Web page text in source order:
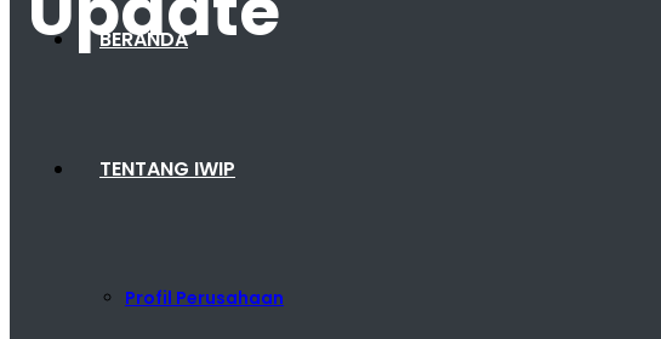
BERANDA
TENTANG IWIP
Profil Perusahaan